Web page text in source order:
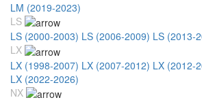
LM (2019-2023)
LS
LS (2000-2003) LS (2006-2009) LS (2013-
LX
LX (1998-2007) LX (2007-2012) LX (2012-
LX (2022-2026)
NX